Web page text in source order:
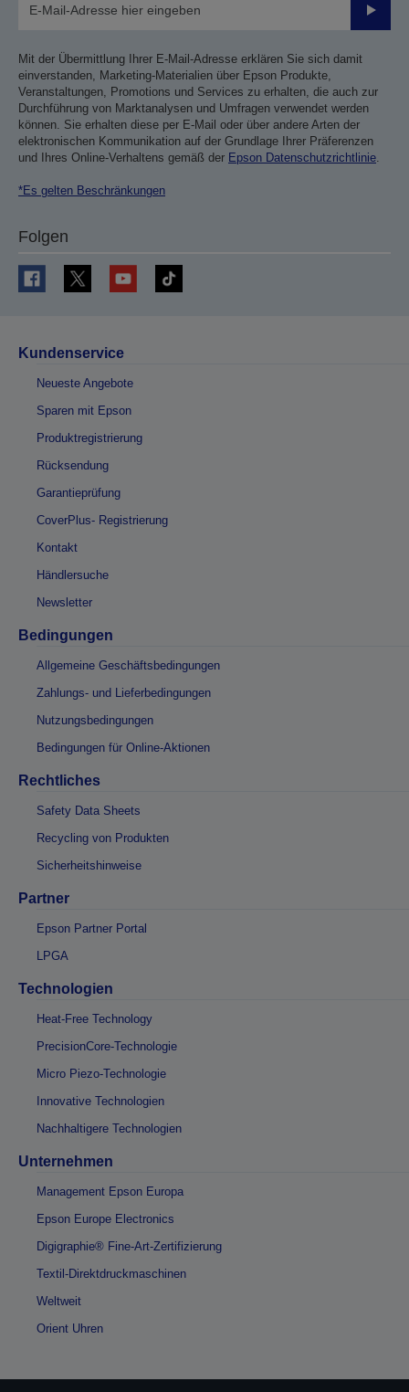
Mit der Übermittlung Ihrer E-Mail-Adresse erklären Sie sich damit
einverstanden, Marketing-Materialien über Epson Produkte,
Veranstaltungen, Promotions und Services zu erhalten, die auch zur
Durchführung von Marktanalysen und Umfragen verwendet werden
können. Sie erhalten diese per E-Mail oder über andere Arten der
elektronischen Kommunikation auf der Grundlage Ihrer Präferenzen
und Ihres Online-Verhaltens gemäß der Epson Datenschutzrichtlinie.
*Es gelten Beschränkungen
Folgen
Kundenservice
Neueste Angebote
Sparen mit Epson
Produktregistrierung
Rücksendung
Garantieprüfung
CoverPlus- Registrierung
Kontakt
Händlersuche
Newsletter
Bedingungen
Allgemeine Geschäftsbedingungen
Zahlungs- und Lieferbedingungen
Nutzungsbedingungen
Bedingungen für Online-Aktionen
Rechtliches
Safety Data Sheets
Recycling von Produkten
Sicherheitshinweise
Partner
Epson Partner Portal
LPGA
Technologien
Heat-Free Technology
PrecisionCore-Technologie
Micro Piezo-Technologie
Innovative Technologien
Nachhaltigere Technologien
Unternehmen
Management Epson Europa
Epson Europe Electronics
Digigraphie® Fine-Art-Zertifizierung
Textil-Direktdruckmaschinen
Weltweit
Orient Uhren